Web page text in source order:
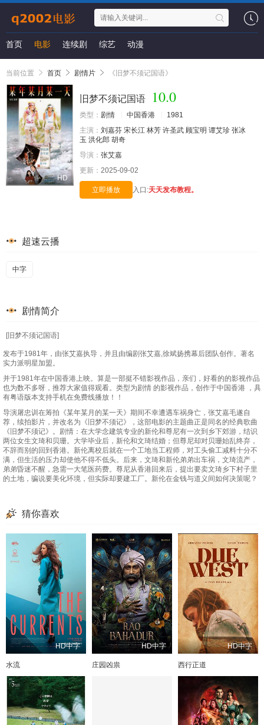
首页 电影 连续剧 综艺 动漫
当前位置 首页 剧情片 《旧梦不须记国语》
HD
旧梦不须记国语 10.0
类型： 剧情 中国香港
1981
主演： 刘嘉芬 宋长江 林芳 许圣武 顾宝明 谭艾珍 张冰
玉 洪化郎 胡奇
导演： 张艾嘉
更新： 2025-09-02
立即播放 入口:天天发布教程。
超速云播
中字
剧情简介
[旧梦不须记国语]
发布于1981年，由张艾嘉执导，并且由编剧张艾嘉,徐斌扬携幕后团队创作。著名
实力派明星加盟。
并于1981年在中国香港上映。算是一部挺不错影视作品，亲们，好看的的影视作品
也为数不多呀，推荐大家值得观看。类型为剧情 的影视作品，创作于中国香港 ，具
有粤语版本支持手机在免费线播放！！
导演屠忠训在筹拍《某年某月的某一天》期间不幸遭遇车祸身亡，张艾嘉毛遂自
荐，续拍影片，并改名为《旧梦不须记》，这部电影的主题曲正是同名的经典歌曲
《旧梦不须记》。剧情：在大学念建筑专业的新伦和尊尼有一次到乡下郊游，结识
两位女生文琦和贝珊。大学毕业后，新伦和文琦结婚；但尊尼却对贝珊始乱终弃，
不辞而别的回到香港。新伦离校后就在一个工地当工程师，对工头偷工减料十分不
满，但生活的压力却使他不得不低头。后来，文琦和新伦弟弟出车祸，文琦流产，
弟弟昏迷不醒，急需一大笔医药费。尊尼从香港回来后，提出要卖文琦乡下村子里
的土地，骗说要美化环境，但实际却要建工厂。新伦在金钱与道义间如何决策呢？
猜你喜欢
HD中字
水流
HD中字
庄园凶祟
HD中字
西行正道